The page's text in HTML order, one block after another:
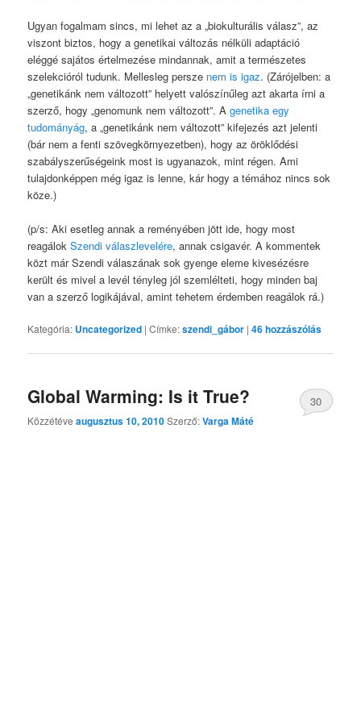
Ugyan fogalmam sincs, mi lehet az a „biokulturális válasz”, az
viszont biztos, hogy a genetikai változás nélküli adaptáció
eléggé sajátos értelmezése mindannak, amit a természetes
szelekcióról tudunk. Mellesleg persze nem is igaz. (Zárójelben: a
„genetikánk nem változott” helyett valószínűleg azt akarta írni a
szerző, hogy „genomunk nem változott”. Agenetika egy
tudományág, a „genetikánk nem változott” kifejezés azt jelenti
(bár nem a fenti szövegkörnyezetben), hogy az öröklődési
szabályszerűségeink most is ugyanazok, mint régen. Ami
tulajdonképpen még igaz is lenne, kár hogy a témához nincs sok
köze.)
(p/s: Aki esetleg annak a reményében jött ide, hogy most
reagálokSzendi válaszlevelére, annak csigavér. A kommentek
közt már Szendi válaszának sok gyenge eleme kivesézésre
került és mivel a levél tényleg jól szemlélteti, hogy minden baj
van a szerző logikájával, amint tehetem érdemben reagálok rá.)
Kategória: Uncategorized |Címke:szendi_gábor |46hozzászólás
Global Warming: Is it True?
Közzétéveaugusztus 10, 2010Szerző:Varga Máté
30